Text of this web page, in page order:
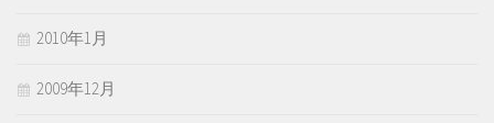
2010年1月
2009年12月